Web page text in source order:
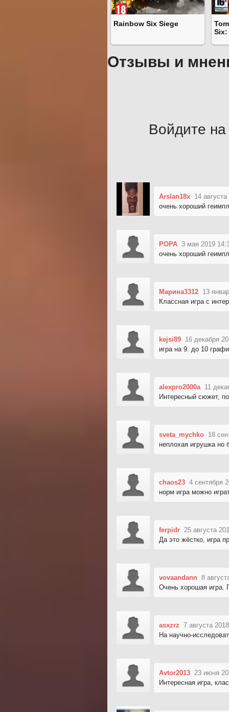
Rainbow Six Siege
Six:
Отзывы и
Войдите на
Arslan18x 14
очень хороший
POPA 3 мая 2019
очень хороший
Марина3312 13
Классная игра с
kejsi89 16 декабря
игра на 9. до 10
alexpro2000a 11
Интересный сюжет,
sveta_mychko 18
неплохая игрушка но
chaos23 4 сентября
норм игра можно
ferpidr 25 августа
Да это жёстко, игра
vovaandann 8
Очень хорошая игра.
asxzrz 7 августа
На научно-
Avtor2013 23 июня
Интересная игра,